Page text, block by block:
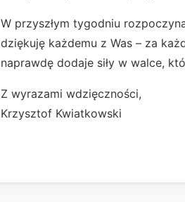
W przyszłym tygodniu
dziękuję każdemu z Was – za
naprawdę dodaje siły w walce,
Z wyrazami wdzięczności,
Krzysztof Kwiatkowski